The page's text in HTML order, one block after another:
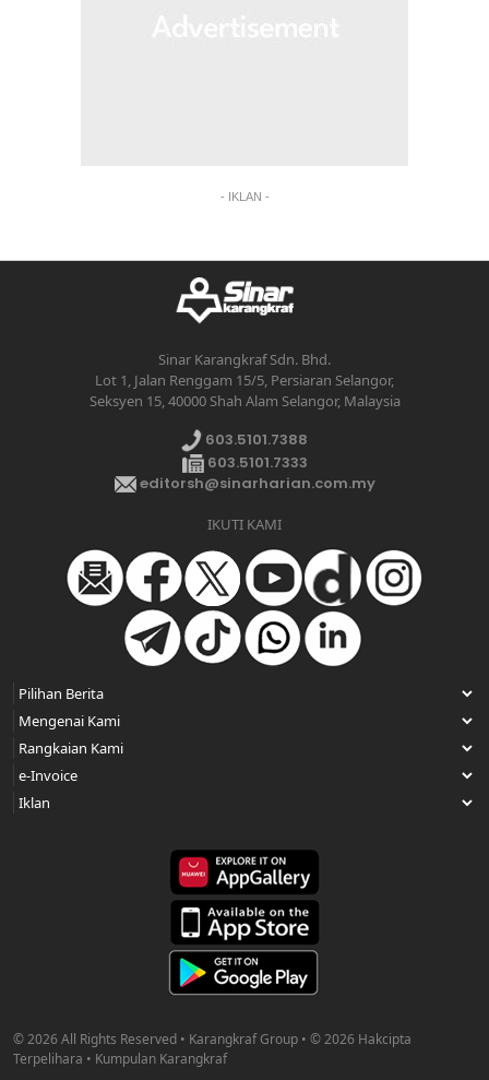
- IKLAN -
Sinar Karangkraf Sdn. Bhd.
Lot 1, Jalan Renggam 15/5, Persiaran Selangor,
Seksyen 15, 40000 Shah Alam Selangor, Malaysia
603.5101.7388
603.5101.7333
editorsh@sinarharian.com.my
IKUTI KAMI
© 2026 All Rights Reserved • Karangkraf Group • © 2026 Hakcipta
Terpelihara • Kumpulan Karangkraf